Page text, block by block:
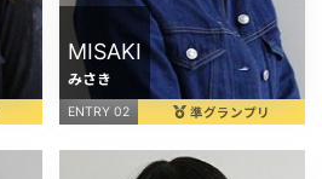
MISAKI
みさき
ENTRY 02 準グランプリ